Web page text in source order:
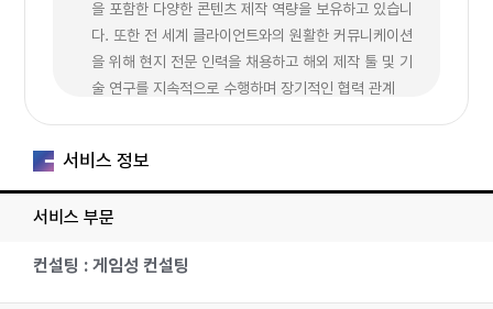
을 포함한 다양한 콘텐츠 제작 역량을 보유하고 있습니
다. 또한 전 세계 클라이언트와의 원활한 커뮤니케이션
을 위해 현지 전문 인력을 채용하고 해외 제작 툴 및 기
술 연구를 지속적으로 수행하며 장기적인 협력 관계
서 제작 시간과 비용을 크게 절감하고 있습니다.
비쥬얼다트는 2021년 게임더하기 사업 협력사로 등록
젝트를 성공적으로 수행하며 높은 완성도의 결과물
을 만들어가고 있습니다.
서비스 정보
서비스 부문
컨설팅 : 게임성 컨설팅